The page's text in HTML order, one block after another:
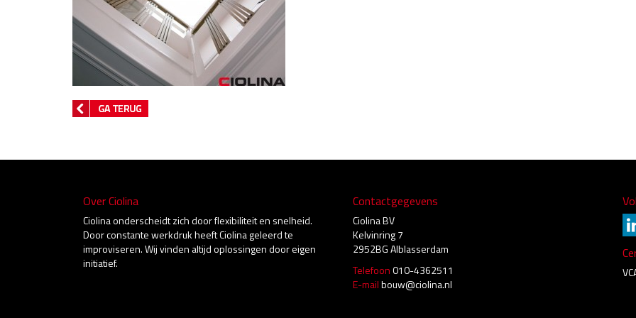
Over Ciolina
Ciolina onderscheidt zich door flexibiliteit en snelheid.
Door constante werkdruk heeft Ciolina geleerd te
improviseren. Wij vinden altijd oplossingen door eigen
initiatief.
Contactgegevens
Ciolina BV
Kelvinring 7
2952BG Alblasserdam
Telefoon010-4362511
E-mailbouw@ciolina.nl